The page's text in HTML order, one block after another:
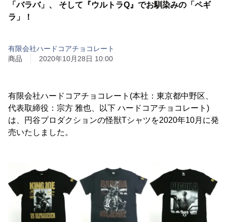
「バラバ」、 そして『ウルトラQ』でお馴染みの「ペギ
ラ」！
有限会社ハードコアチョコレート
商品
2020年10月28日 10:00
有限会社ハードコアチョコレート(本社：東京都中野区、
代表取締役：宗方 雅也、以下 ハードコアチョコレート)
は、円谷プロダクションの怪獣Tシャツを2020年10月に発
売いたしました。